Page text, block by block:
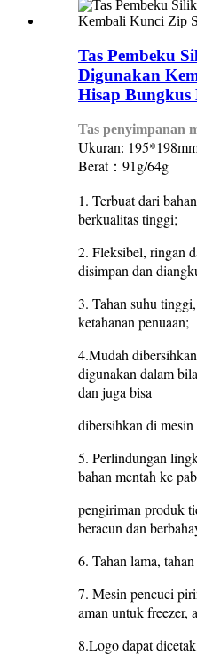
Tas Pembeku
Digunakan
Hisap Bungkus
Tas penyimpanan
Ukuran:
Berat：91g/64g
1. Terbuat dari
berkualitas tinggi;
2. Fleksibel, ringan
disimpan dan
3. Tahan suhu
ketahanan penuaan;
4.Mudah
digunakan dalam
dan juga bisa
dibersihkan di
5. Perlindungan
bahan mentah ke
pengiriman produk
beracun dan
6. Tahan lama,
7. Mesin pencuci
aman untuk freezer,
8.Logo dapat